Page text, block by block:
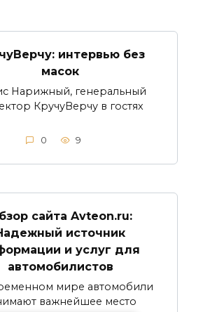
интервью без
масок
Нарижный, генеральный
КручуВерчу в гостях
0 9
сайта Avteon.ru:
источник
и услуг для
автомобилистов
мире автомобили
важнейшее место